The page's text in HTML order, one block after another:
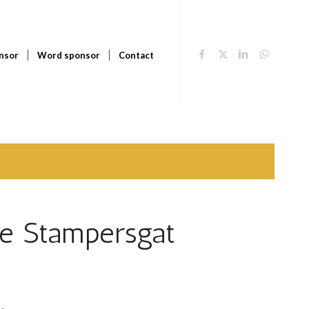
Word sponsor Contact
Stampersgat